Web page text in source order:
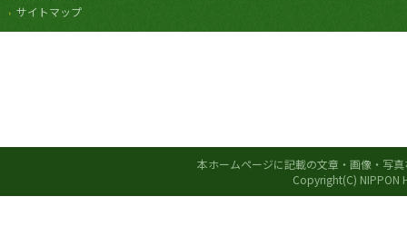
サイトマップ
本ホームページに記載の文章・画像・写
Copyright(C) NIPPON